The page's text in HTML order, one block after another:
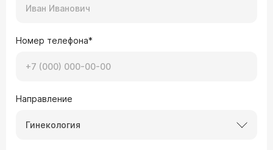
Номер телефона*
Направление
Гинекология